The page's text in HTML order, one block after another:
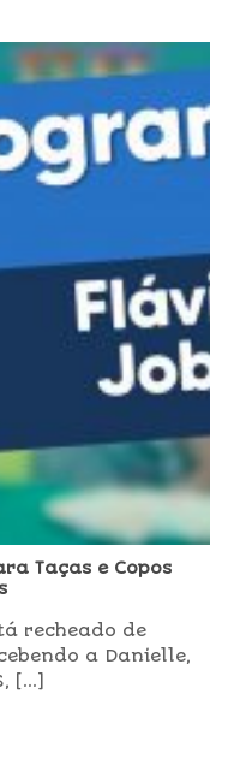
Taças e Copos
recheado de
a Danielle,
[...]